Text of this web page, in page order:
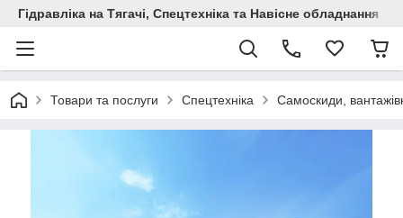
Гідравліка на Тягачі, Спецтехніка та Навісне обладнання
Товари та послуги Спецтехніка Самоскиди,